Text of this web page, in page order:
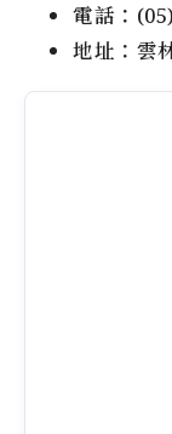
電話：
地址：雲